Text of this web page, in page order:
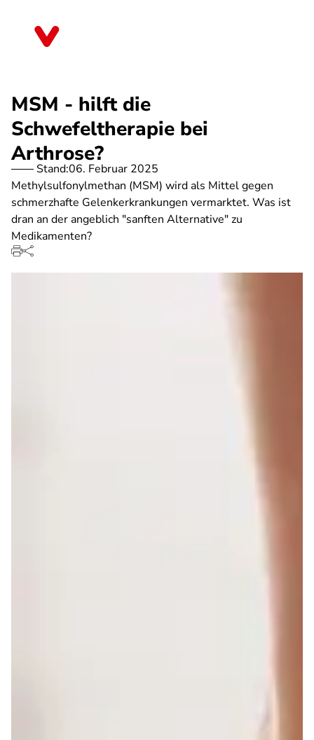
MSM - hilft die
Schwefeltherapie bei
Arthrose?
Stand:06. Februar 2025
Methylsulfonylmethan (MSM) wird als Mittel gegen
schmerzhafte Gelenkerkrankungen vermarktet. Was ist
dran an der angeblich "sanften Alternative" zu
Medikamenten?